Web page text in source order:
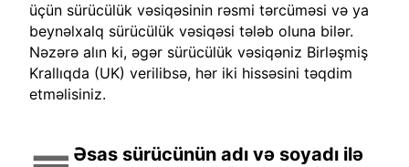
üçün sürücülük vəsiqəsinin rəsmi tərcüməsi və ya
beynəlxalq sürücülük vəsiqəsi tələb oluna bilər.
Nəzərə alın ki, əgər sürücülük vəsiqəniz Birləşmiş
Krallıqda (UK) verilibsə, hər iki hissəsini təqdim
etməlisiniz.
Əsas sürücünün adı və soyadı ilə